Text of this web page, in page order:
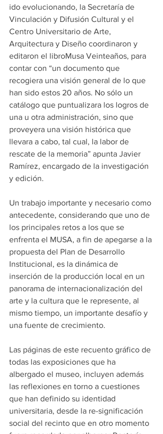
ido evolucionando, la Secretaría de
Vinculación y Difusión Cultural y el
Centro Universitario de Arte,
Arquitectura y Diseño coordinaron y
editaron el libroMusa Veinteaños, para
contar con “un documento que
recogiera una visión general de lo que
han sido estos 20 años. No sólo un
catálogo que puntualizara los logros de
una u otra administración, sino que
proveyera una visión histórica que
llevara a cabo, tal cual, la labor de
rescate de la memoria” apunta Javier
Ramírez, encargado de la investigación
y edición.
Un trabajo importante y necesario como
antecedente, considerando que uno de
los principales retos a los que se
enfrenta el MUSA, a fin de apegarse a la
propuesta del Plan de Desarrollo
Institucional, es la dinámica de
inserción de la producción local en un
panorama de internacionalización del
arte y la cultura que le represente, al
mismo tiempo, un importante desafío y
una fuente de crecimiento.
Las páginas de este recuento gráfico de
todas las exposiciones que ha
albergado el museo, incluyen además
las reflexiones en torno a cuestiones
que han definido su identidad
universitaria, desde la re-significación
social del recinto que en otro momento